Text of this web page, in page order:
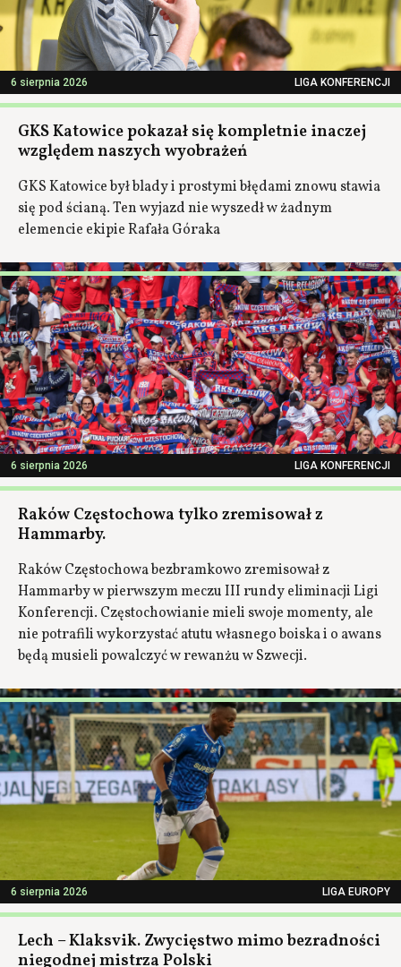
6 sierpnia 2026 LIGA KONFERENCJI
GKS Katowice pokazał się kompletnie inaczej
względem naszych wyobrażeń
GKS Katowice był blady i prostymi błędami znowu stawia
się pod ścianą. Ten wyjazd nie wyszedł w żadnym
elemencie ekipie Rafała Góraka
6 sierpnia 2026 LIGA KONFERENCJI
Raków Częstochowa tylko zremisował z
Hammarby.
Raków Częstochowa bezbramkowo zremisował z
Hammarby w pierwszym meczu III rundy eliminacji Ligi
Konferencji. Częstochowianie mieli swoje momenty, ale
nie potrafili wykorzystać atutu własnego boiska i o awans
będą musieli powalczyć w rewanżu w Szwecji.
6 sierpnia 2026 LIGA EUROPY
Lech – Klaksvik. Zwycięstwo mimo bezradności
niegodnej mistrza Polski